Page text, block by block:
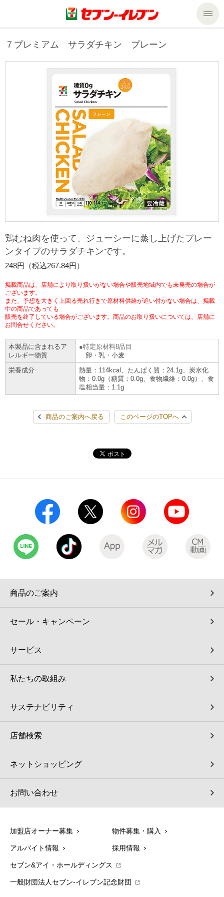
商品のご案内
商品のご案内トップ
商品カテゴリ一覧
セブンプレミアム
食の安全・安心への取組み
ギフト
プリペイドカード・金券
ニンテンドー・ダウンロードカード
セール・キャンペーン
サービストップ
マルチコピー機でできること
マルチコピー機でできることトップ
コピー
プリント
スキャン
ファクス
チケット
便利なサービス
宅配便
切手・はがき・印紙
セブン銀行ATM
ご利用可能なお支払い方法
各種料金のお支払い
自転車シェアリング（店舗限定）
モバイルバッテリーシェアリング（店舗限定）
チケットサービス
セブンチケット
チケットぴあ
イープラス
CNプレイガイド
セブン‐イレブンでお受取り
タワーレコード
セブンネットショッピング
停電時のサービス停止のお知らせ
企業情報トップ
ニュースリリース
企業理念
会社概要
貸借対照表・損益計算書
沿革
国内店舗数
セブン-イレブンの歴史
私たちの取組み
サステナビリティ
セブン＆アイ・ホールディングスの重点課題
サステナビリティ活動基本方針
サステナビリティ推進体制
GREEN CHALLENGE 2050
4VISIONS
サステナビリティニュース
サステナビリティレポート
加盟店オーナー募集
店舗検索
ネットショッピング
お問い合わせ
Language
English (Corporate)
English (Services)
한국어(서비스)
７プレミアム サラダチキン プレーン
鶏むね肉を使って、ジューシーに蒸し上げたプレー
ンタイプのサラダチキンです。
248円（税込267.84円）
掲載商品は、店舗により取り扱いがない場合や販売地域内でも未発売の場合が
ございます。
また、予想を大きく上回る売れ行きで原材料供給が追い付かない場合は、掲載
中の商品であっても
販売を終了している場合がございます。商品のお取り扱いについては、店舗に
お問合せください。
本製品に含まれるア
レルギー物質
特定原材料8品目
卵・乳・小麦
栄養成分
熱量：114kcal、たんぱく質：24.1g、炭水化
物：0.0g（糖質：0.0g、食物繊維：0.0g）、食
塩相当量：1.1g
商品のご案内へ戻る このページのTOPへ
商品のご案内
セール・キャンペーン
サービス
私たちの取組み
サステナビリティ
店舗検索
ネットショッピング
お問い合わせ
加盟店オーナー募集 物件募集・購入
アルバイト情報 採用情報
セブン&アイ・ホールディングス
一般財団法人セブン-イレブン記念財団